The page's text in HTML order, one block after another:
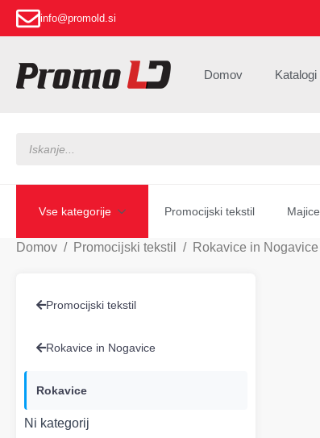
info@promold.si
Domov Katalogi
search
Vse kategorije Promocijski tekstil Majice
Domov Promocijski tekstil Rokavice in Nogavice
Promocijski tekstil
Rokavice in Nogavice
Rokavice
Ni kategorij